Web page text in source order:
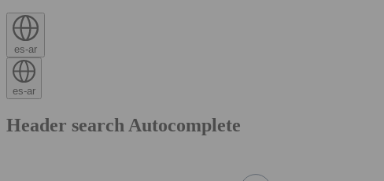
es-ar
es-ar
Header search Autocomplete